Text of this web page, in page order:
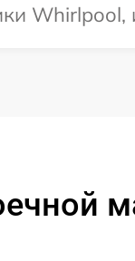
Whirlpool,